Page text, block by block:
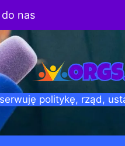
nas
politykę, rząd,